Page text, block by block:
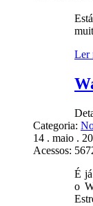
Ler
Categoria:
14 . maio .
Acessos:
É
o